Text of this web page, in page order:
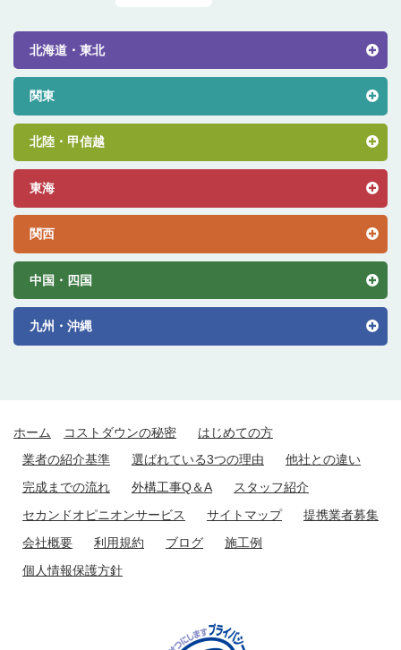
北海道・東北
関東
北陸・甲信越
東海
関西
中国・四国
九州・沖縄
ホーム コストダウンの秘密
はじめての方
業者の紹介基準
選ばれている3つの理由
他社との違い
完成までの流れ
外構工事Q＆A
スタッフ紹介
セカンドオピニオンサービス
サイトマップ
提携業者募集
会社概要
利用規約 ブログ
施工例
個人情報保護方針